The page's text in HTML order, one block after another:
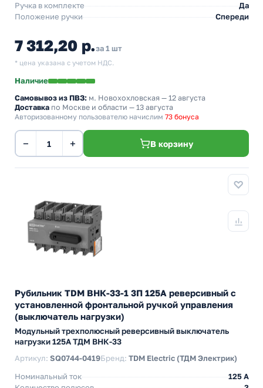
Ручка в комплекте
Да
Положение ручки
Спереди
7 312,20 р.за 1 шт
* цена указана с учетом НДС.
Наличие
Самовывоз из ПВЗ: м. Новохохловская — 12 августа
Доставка по Москве и области — 13 августа
Авторизованному пользователю начислим 73 бонуса
− + В корзину
Рубильник TDM ВНК-33-1 3П 125А реверсивный с
установленной фронтальной ручкой управления
(выключатель нагрузки)
Модульный трехполюсный реверсивный выключатель
нагрузки 125А ТДМ ВНК-33
Артикул: SQ0744-0419Бренд: TDM Electric (ТДМ Электрик)
Номинальный ток
125 A